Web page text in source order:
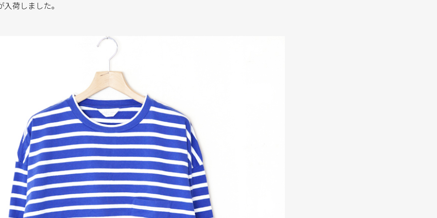
荷しました。